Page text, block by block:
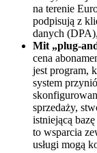
na terenie
podpisują z
danych
Mit „plug-
cena
jest program,
system
sprzedaży,
istniejącą
to wsparcia
usługi mogą